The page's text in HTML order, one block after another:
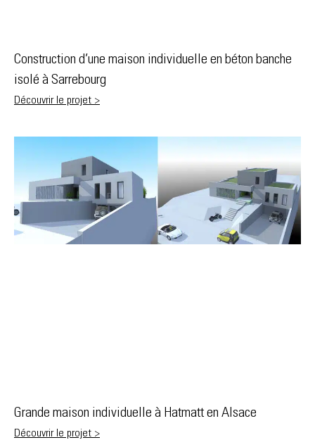
Construction d’une maison individuelle en béton banche
isolé à Sarrebourg
Découvrir le projet >
Grande maison individuelle à Hatmatt en Alsace
Découvrir le projet >